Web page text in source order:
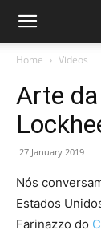
Home Videos
Arte
27 January 2019
Nós
Estados
Farinazzo do